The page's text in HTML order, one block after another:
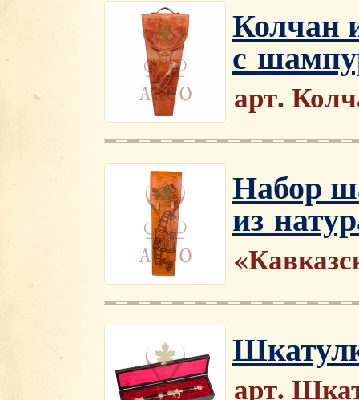
Колчан
с
арт.
Набор
из
арт.